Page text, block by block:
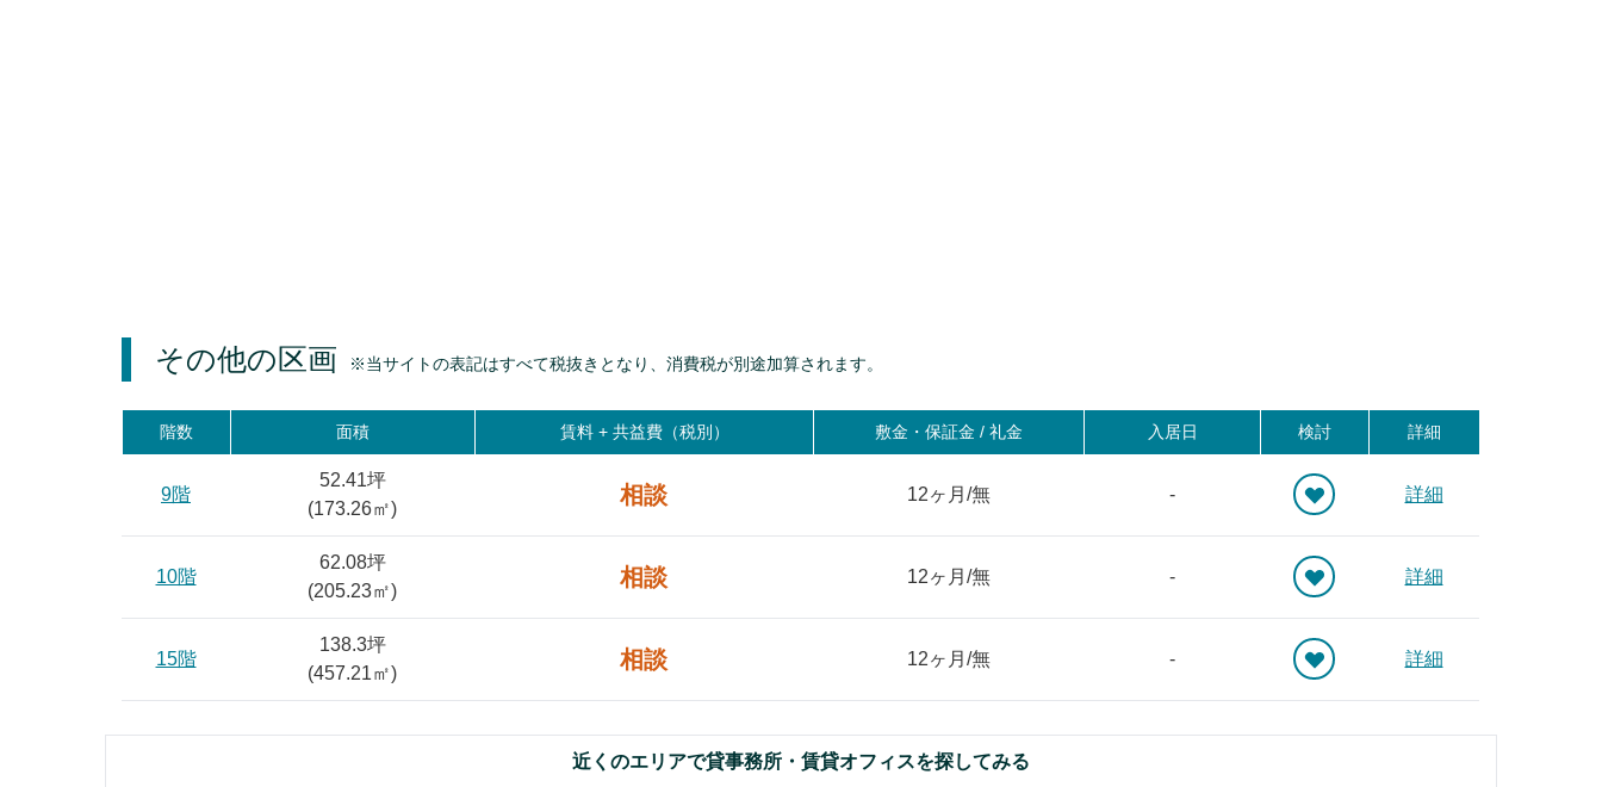
その他の区画 ※当サイトの表記はすべて税抜きとなり、消費税が別途加算されます。
階数 面積 賃料 +共益費（税別） 敷金・保証金 / 礼金 入居日 検討 詳細
9階
52.41坪
(173.26㎡)
相談 12ヶ月/無 - 詳細
10階
62.08坪
(205.23㎡)
相談 12ヶ月/無 - 詳細
15階
138.3坪
(457.21㎡)
相談 12ヶ月/無 - 詳細
近くのエリアで貸事務所・賃貸オフィスを探してみる